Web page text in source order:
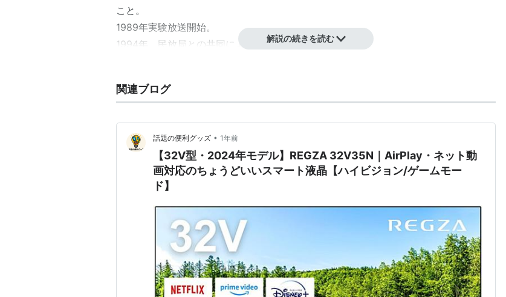
こと。
1989年実験放送開始。
1994年、民放局との共同による実用化試験放送開始。
現在ではBSデジタルのみならず地上デジタル放送及び東経110度CSデジタル放送の一部
ハイビジョンで放送されているチャンネル
BSデジタル放送
NHK BShi
BSジャパン
BSフジ
デジタルWOWOW
解説の続きを読む
関連ブログ
話題の便利グッズ • 1年前
【32V型・2024年モデル】REGZA 32V35N｜AirPlay・ネット動
画対応のちょうどいいスマート液晶【ハイビジョン/ゲームモー
ド】